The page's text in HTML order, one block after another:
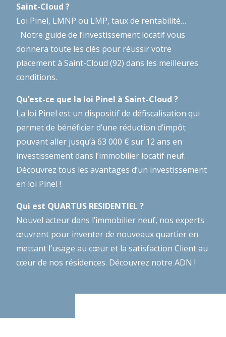
Saint-Cloud ?
Loi Pinel, LMNP ou LMP, taux de rentabilité…
Notre guide de l’investissement locatifvous
donnera toute les clés pour réussir votre
placement à Saint-Cloud (92) dans les meilleures
conditions.
Qu’est-ce que la loi Pinel à Saint-Cloud ?
La loi Pinel est un dispositif de défiscalisation qui
permet de bénéficier d’une réduction d’impôt
pouvant aller jusqu’à 63 000 € sur 12 ans en
investissement dans l’immobilier locatif neuf.
Découvrez tous les avantages d’un investissement
en loi Pinel !
Qui est QUARTUS RESIDENTIEL ?
Nouvel acteur dans l’immobilier neuf, nos experts
œuvrent pour inventer de nouveaux quartier en
mettant l’usage au cœur et la satisfaction Client au
cœur de nos résidences. Découvrez notre ADN !